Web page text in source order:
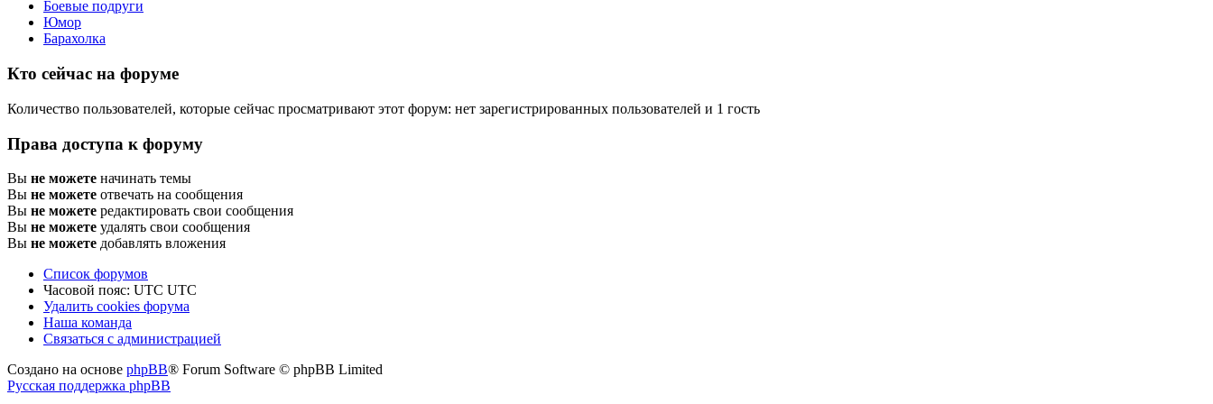
Боевые подруги
Юмор
Барахолка
Кто сейчас на форуме
Количество пользователей, которые сейчас просматривают этот форум: нет зарегистрированных пользователей и 1 гость
Права доступа к форуму
Вы не можете начинать темы
Вы не можете отвечать на сообщения
Вы не можете редактировать свои сообщения
Вы не можете удалять свои сообщения
Вы не можете добавлять вложения
Список форумов
Часовой пояс: UTC UTC
Удалить cookies форума
Наша команда
Связаться с администрацией
Создано на основе phpBB® Forum Software © phpBB Limited
Русская поддержка phpBB